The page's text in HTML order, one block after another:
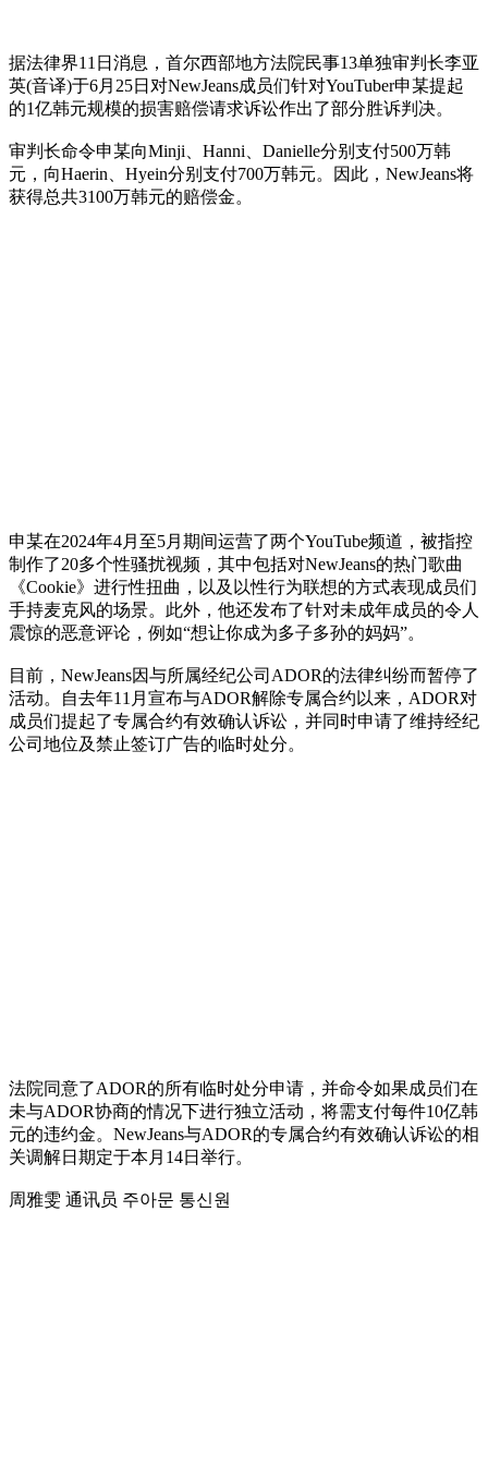
据法律界11日消息，首尔西部地方法院民事13单独审判长李亚
英(音译)于6月25日对NewJeans成员们针对YouTuber申某提起
的1亿韩元规模的损害赔偿请求诉讼作出了部分胜诉判决。
审判长命令申某向Minji、Hanni、Danielle分别支付500万韩
元，向Haerin、Hyein分别支付700万韩元。因此，NewJeans将
获得总共3100万韩元的赔偿金。
申某在2024年4月至5月期间运营了两个YouTube频道，被指控
制作了20多个性骚扰视频，其中包括对NewJeans的热门歌曲
《Cookie》进行性扭曲，以及以性行为联想的方式表现成员们
手持麦克风的场景。此外，他还发布了针对未成年成员的令人
震惊的恶意评论，例如“想让你成为多子多孙的妈妈”。
目前，NewJeans因与所属经纪公司ADOR的法律纠纷而暂停了
活动。自去年11月宣布与ADOR解除专属合约以来，ADOR对
成员们提起了专属合约有效确认诉讼，并同时申请了维持经纪
公司地位及禁止签订广告的临时处分。
法院同意了ADOR的所有临时处分申请，并命令如果成员们在
未与ADOR协商的情况下进行独立活动，将需支付每件10亿韩
元的违约金。NewJeans与ADOR的专属合约有效确认诉讼的相
关调解日期定于本月14日举行。
周雅雯 通讯员 주아문 통신원